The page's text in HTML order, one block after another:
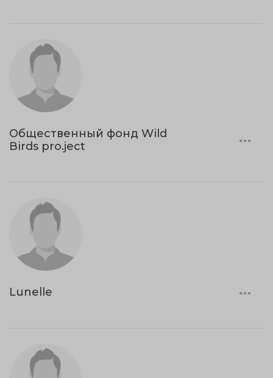
Общественный фонд Wild
Birds pro.ject
Lunelle